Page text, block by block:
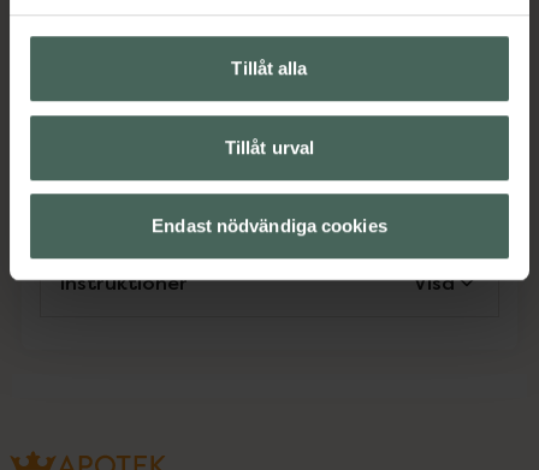
Tillåt alla
Tillåt urval
Endast nödvändiga cookies
07340217100678
Kategorier:
Innehåll Visa
Instruktioner Visa